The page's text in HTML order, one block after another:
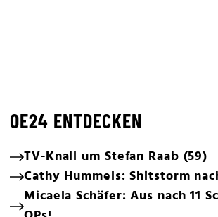
OE24 ENTDECKEN
TV-Knall um Stefan Raab (59)
Cathy Hummels: Shitstorm
Micaela Schäfer: Aus nach 11